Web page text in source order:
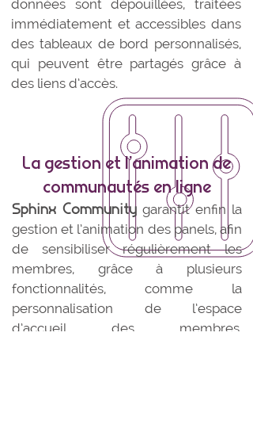
données sont dépouillées, traitées
immédiatement et accessibles dans
des tableaux de bord personnalisés,
qui peuvent être partagés grâce à
des liens d’accès.
La gestion et l’animation de
communautés en ligne
Sphinx Community garantit enfin la
gestion et l’animation des panels, afin
de sensibiliser régulièrement les
membres, grâce à plusieurs
fonctionnalités, comme la
personnalisation de l’espace
d’accueil des membres,